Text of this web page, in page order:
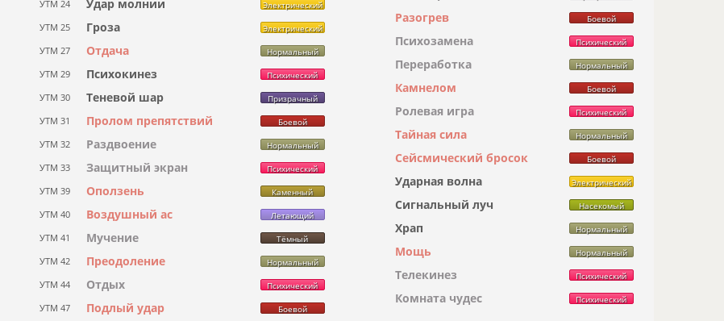
УТМ 24 Удар молнии Электрический
УТМ 25 Гроза Электрический
УТМ 27 Отдача Нормальный
УТМ 29 Психокинез Психический
УТМ 30 Теневой шар Призрачный
УТМ 31 Пролом препятствий Боевой
УТМ 32 Раздвоение Нормальный
УТМ 33 Защитный экран Психический
УТМ 39 Оползень Каменный
УТМ 40 Воздушный ас Летающий
УТМ 41 Мучение Тёмный
УТМ 42 Преодоление Нормальный
УТМ 44 Отдых Психический
УТМ 47 Подлый удар Боевой
Разогрев Боевой
Психозамена Психический
Переработка Нормальный
Камнелом Боевой
Ролевая игра Психический
Тайная сила Нормальный
Сейсмический бросок Боевой
Ударная волна Электрический
Сигнальный луч Насекомый
Храп Нормальный
Мощь Нормальный
Телекинез Психический
Комната чудес Психический